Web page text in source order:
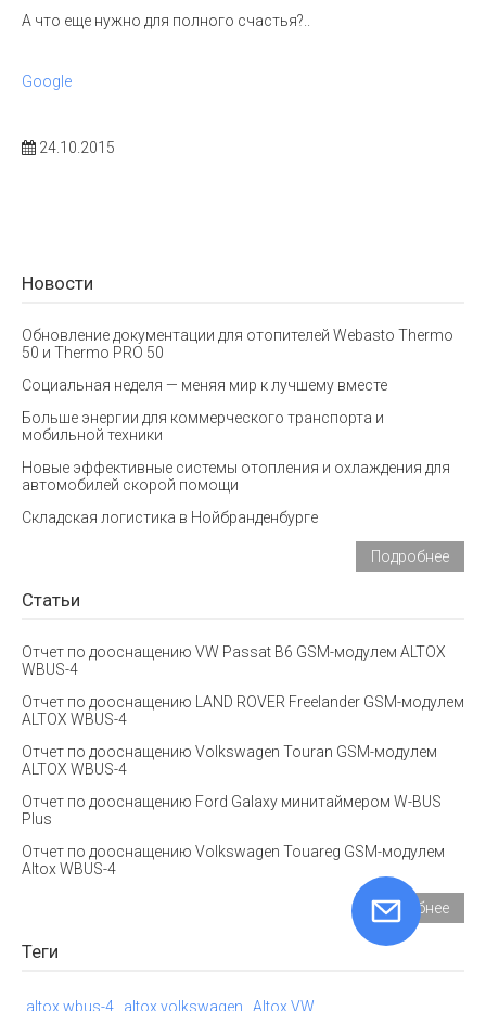
А что еще нужно для полного счастья?..
Google
24.10.2015
Новости
Обновление документации для отопителей Webasto Thermo
50 и Thermo PRO 50
Социальная неделя — меняя мир к лучшему вместе
Больше энергии для коммерческого транспорта и
мобильной техники
Новые эффективные системы отопления и охлаждения для
автомобилей скорой помощи
Складская логистика в Нойбранденбурге
Подробнее
Статьи
Отчет по дооснащению VW Passat B6 GSM-модулем ALTOX
WBUS-4
Отчет по дооснащению LAND ROVER Freelander GSM-модулем
ALTOX WBUS-4
Отчет по дооснащению Volkswagen Touran GSM-модулем
ALTOX WBUS-4
Отчет по дооснащению Ford Galaxy минитаймером W-BUS
Plus
Отчет по дооснащению Volkswagen Touareg GSM-модулем
Altox WBUS-4
Подробнее
Теги
altox wbus-4 altox volkswagen Altox VW